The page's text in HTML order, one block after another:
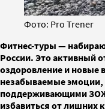
Фото: Pro Trener
Фитнес-туры —
России. Это активный
оздоровление и новые
незабываемые
поддерживающими
избавиться от лишних